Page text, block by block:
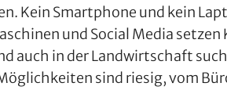
Kein Smartphone und kein
und Social Media setzen
auch in der Landwirtschaft
sind riesig, vom